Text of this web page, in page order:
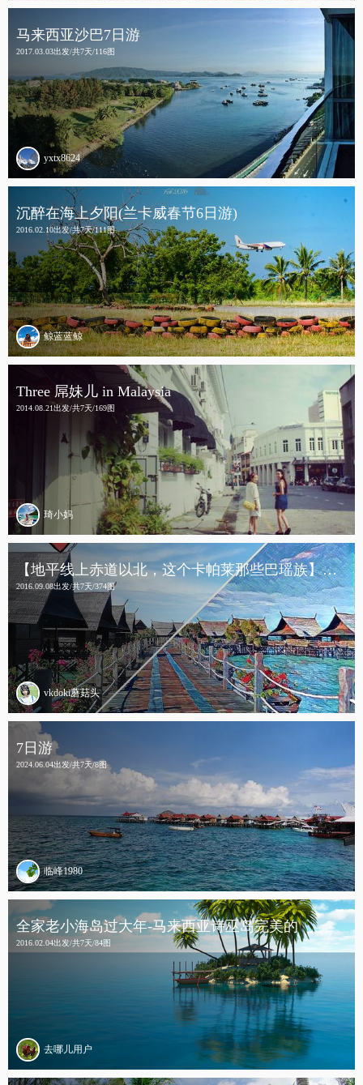
马来西亚沙巴7日游
2017.03.03出发/共7天/116图
yxtx8624
沉醉在海上夕阳(兰卡威春节6日游)
2016.02.10出发/共7天/111图
鲸蓝蓝鲸
Three 屌妹儿 in Malaysia
2014.08.21出发/共7天/169图
琦小妈
【地平线上赤道以北，这个卡帕莱那些巴瑶族】浪在仙本那+亚庇吃货暴走
2016.09.08出发/共7天/374图
vkdoki蘑菇头
7日游
2024.06.04出发/共7天/8图
临峰1980
全家老小海岛过大年-马来西亚诗巫岛完美的
2016.02.04出发/共7天/84图
去哪儿用户